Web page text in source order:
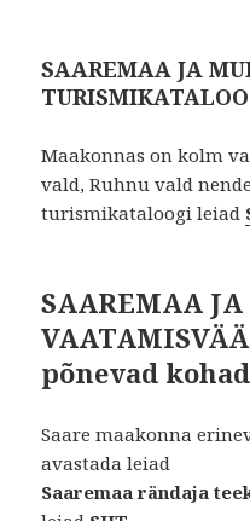
SAAREMAA JA
Maakonnas on kolm
vald, Ruhnu vald
turismikataloogi leiad
SAAREMAA
põnevad
Saare maakonna
avastada leiad
Saaremaa rändaja